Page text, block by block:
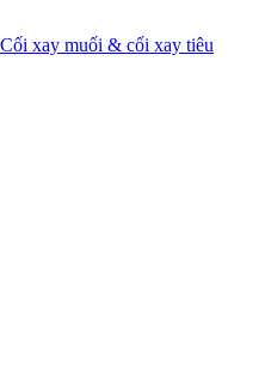
Cối xay muối & cối xay tiêu